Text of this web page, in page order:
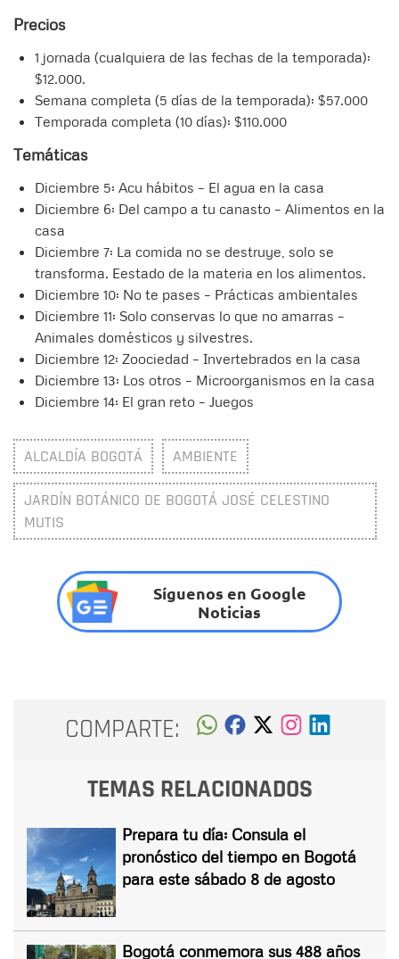
Precios
1 jornada (cualquiera de las fechas de la temporada):
$12.000.
Semana completa (5 días de la temporada): $57.000
Temporada completa (10 días): $110.000
Temáticas
Diciembre 5: Acu hábitos – El agua en la casa
Diciembre 6: Del campo a tu canasto – Alimentos en la
casa
Diciembre 7: La comida no se destruye, solo se
transforma. Eestado de la materia en los alimentos.
Diciembre 10: No te pases – Prácticas ambientales
Diciembre 11: Solo conservas lo que no amarras –
Animales domésticos y silvestres.
Diciembre 12: Zoociedad – Invertebrados en la casa
Diciembre 13: Los otros – Microorganismos en la casa
Diciembre 14: El gran reto – Juegos
ALCALDÍA BOGOTÁ AMBIENTE
JARDÍN BOTÁNICO DE BOGOTÁ JOSÉ CELESTINO
MUTIS
Síguenos en Google
Noticias
COMPARTE:
TEMAS RELACIONADOS
Prepara tu día: Consula el
pronóstico del tiempo en Bogotá
para este sábado 8 de agosto
Bogotá conmemora sus 488 años